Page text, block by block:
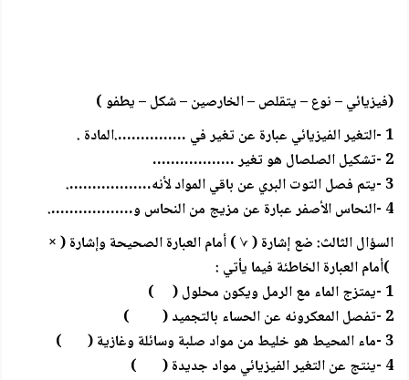
(فيزيائي – نوع – يتقلص – الخارصين – شكل – يطفو )
1 -التغير الفيزيائي عبارة عن تغير في …………….المادة .
2 -تشكيل الصلصال هو تغير ………………
3 -يتم فصل التوت البري عن باقي المواد لأنه……………….
4 -النحاس الأصفر عبارة عن مزيج من النحاس و……………….
السؤال الثالث: ضع إشارة ( √ ) أمام العبارة الصحيحة وإشارة ( ×
)أمام العبارة الخاطئة فيما يأتي :
1 -يمتزج الماء مع الرمل ويكون محلول ( )
2 -تفصل المعكرونه عن الحساء بالتجميد ( )
3 -ماء المحيط هو خليط من مواد صلبة وسائلة وغازية ( )
4 -ينتج عن التغير الفيزيائي مواد جديدة ( )